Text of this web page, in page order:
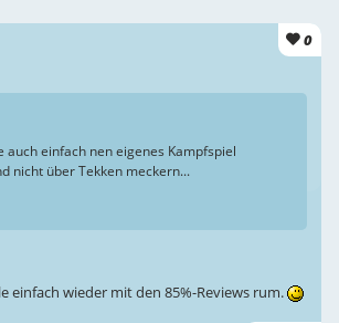
0
auch einfach nen eigenes Kampfspiel
nicht über Tekken meckern...
einfach wieder mit den 85%-Reviews rum.